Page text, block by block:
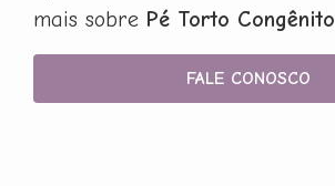
mais sobre Pé Torto Congênito
FALE CONOSCO